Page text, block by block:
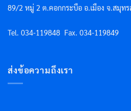
89/2 หมู่ 2 ต.คอกกระบือ อ.เมือง จ.สมุท
Tel. 034-119848 Fax. 034-119849
ส่งข้อความถึงเรา